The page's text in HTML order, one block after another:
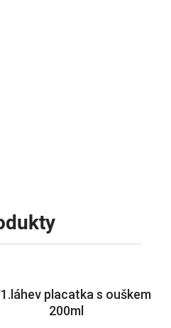
placatka s ouškem
200ml